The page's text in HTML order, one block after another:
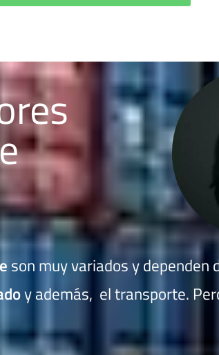
son muy variados y dependen
y además, el transporte.